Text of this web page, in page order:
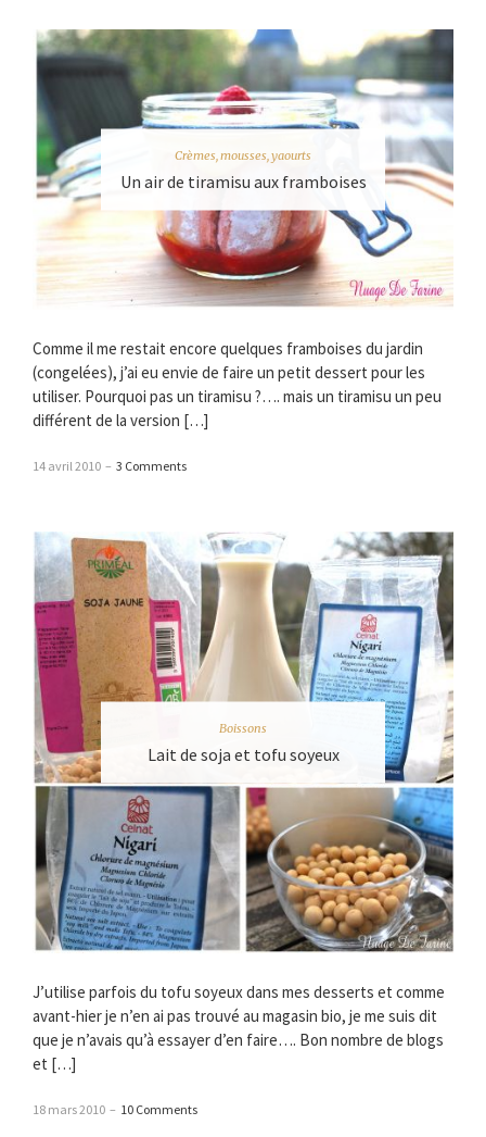
Crèmes, mousses, yaourts
Un air de tiramisu aux framboises
Comme il me restait encore quelques framboises du jardin
(congelées), j’ai eu envie de faire un petit dessert pour les
utiliser. Pourquoi pas un tiramisu ?…. mais un tiramisu un peu
différent de la version […]
14 avril 2010 – 3 Comments
Boissons
Lait de soja et tofu soyeux
J’utilise parfois du tofu soyeux dans mes desserts et comme
avant-hier je n’en ai pas trouvé au magasin bio, je me suis dit
que je n’avais qu’à essayer d’en faire…. Bon nombre de blogs
et […]
18 mars 2010 – 10 Comments